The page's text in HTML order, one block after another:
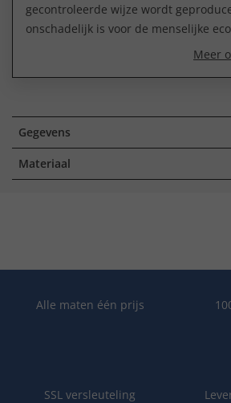
gecontroleerde wijze wordt
onschadelijk is voor de menselijke
Meer
Gegevens
Materiaal
Alle maten één prijs
SSL versleuteling